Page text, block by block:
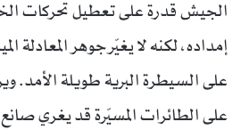
الجيش قدرة على تعطيل تحركات
إمداده، لكنه لا يغيّر جوهر المعادلة
على السيطرة البرية طويلة الأمد.
على الطائرات المسيّرة قد يغري